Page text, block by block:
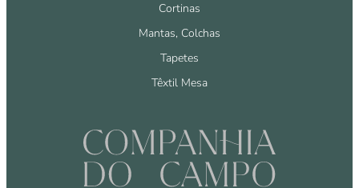
Cortinas
Mantas, Colchas
Tapetes
Têxtil Mesa